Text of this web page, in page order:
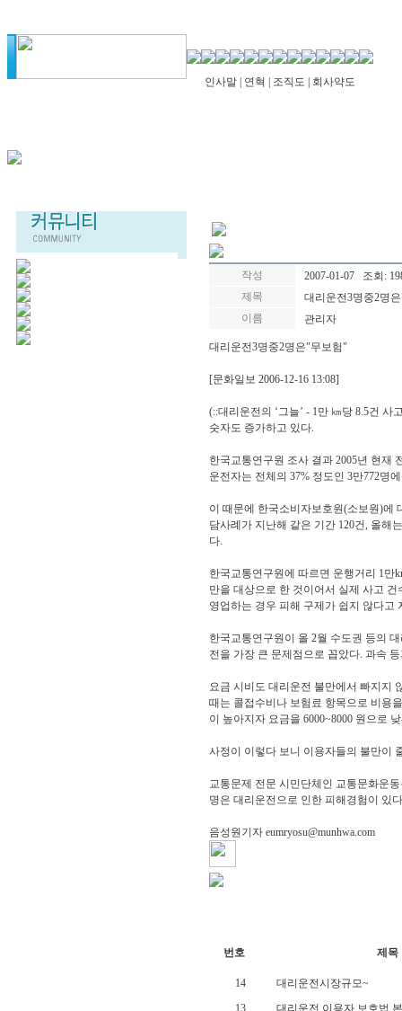
인사말 연혁 조직도 회사약도
작성
2007-01-07 조회:
제목
대리운전3명중2명
이름
관리자
대리운전3명중2명은"무보험"
[문화일보 2006-12-16 13:08]
(::대리운전의 ‘그늘’ - 1만 ㎞당 8.5건
숫자도 증가하고 있다.
한국교통연구원 조사 결과 2005년 현재
운전자는 전체의 37% 정도인 3만772명
이 때문에 한국소비자보호원(소보원)에
담사례가 지난해 같은 기간 120건, 올해
다.
한국교통연구원에 따르면 운행거리 1만
만을 대상으로 한 것이어서 실제 사고
영업하는 경우 피해 구제가 쉽지 않다고
한국교통연구원이 올 2월 수도권 등의
전을 가장 큰 문제점으로 꼽았다. 과속
요금 시비도 대리운전 불만에서 빠지지
때는 콜접수비나 보험료 항목으로 비용
이 높아지자 요금을 6000~8000 원으로
사정이 이렇다 보니 이용자들의 불만이
교통문제 전문 시민단체인 교통문화운
명은 대리운전으로 인한 피해경험이 있
음성원기자 eumryosu@munhwa.com
번호 제목
14
대리운전시장규모~
13
대리운전 이용자 보호법